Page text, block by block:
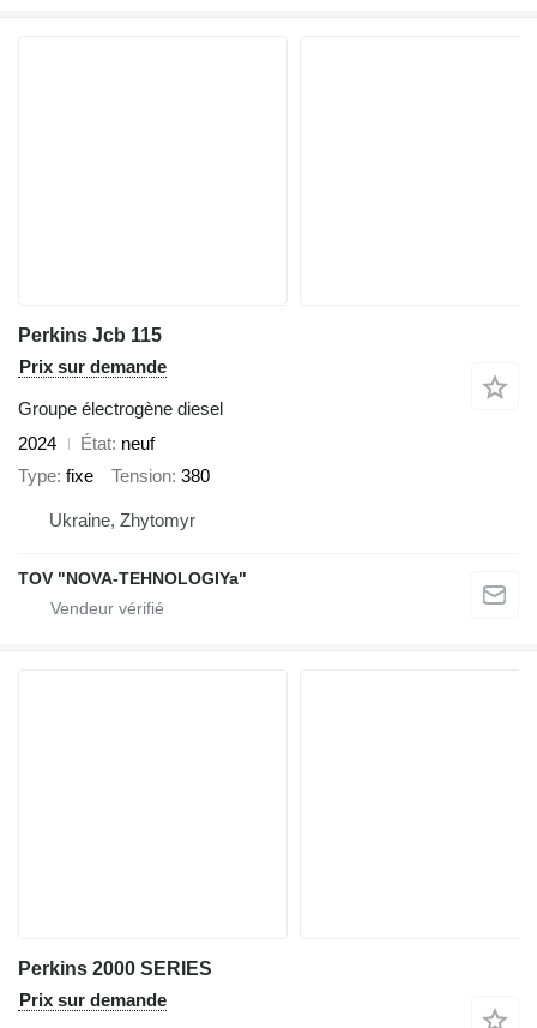
Perkins Jcb 115
Prix sur demande
Groupe électrogène diesel
2024
État neuf
Type fixe Tension 380
Ukraine, Zhytomyr
TOV "NOVA-TEHNOLOGIYa"
Perkins 2000 SERIES
Prix sur demande